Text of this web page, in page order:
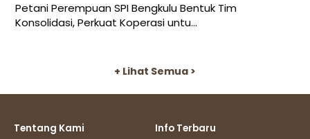
Petani Perempuan SPI Bengkulu Bentuk Tim
Konsolidasi, Perkuat Koperasi untu...
+ Lihat Semua >
Tentang Kami
Info Terbaru